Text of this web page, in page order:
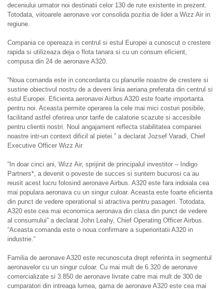
deceniului urmator noi destinatii celor 130 de rute existente in prezent.
Totodata, viitoarele aeronave vor consolida pozitia de lider a Wizz Air in
regiune.
Compania ce opereaza in centrul si estul Europei a cunoscut o crestere
rapida si utilizeaza deja o flota tanara si cu un consum eficient,
compusa din 24 de aeronave A320.
“Noua comanda este in concordanta cu planurile noastre de crestere si
sustine obiectivul nostru de a deveni linia aeriana preferata din centrul si
estul Europei. Eficienta aeronavei Airbus A320 este foarte importanta
pentru noi. Aceasta permite operarea la cele mai mici costuri posibile,
facilitand astfel oferirea unor tarife de calatorie scazute si accesibile
pentru clientii nostri. Noul angajament reflecta stabilitatea companiei
noastre intr-un context dificil al pietei.” a declarat Jozsef Varadi, Chief
Executive Officer Wizz Air
“In doar cinci ani, Wizz Air, sprijinit de principalul investitor – Indigo
Partners*, a devenit o poveste de succes si suntem bucurosi ca au
reusit acest lucru folosind aeronave Airbus. A320 este fara indoiala cea
mai populara aeronava cu un singur culoar. Aceasta este foarte eficienta
din punct de vedere operational si atractiva pentru pasageri. Totodata,
A320 este cea mai economica aeronava din clasa din punct de vedere
al consumului” a declarat John Leahy, Chief Operating Officer Airbus.
“Aceasta comanda este o noua confirmare a superioritatii A320 in
industrie.”
Familia de aeronave A320 este recunoscuta drept referinta in segmentul
aeronavelor cu un singur culoar. Cu mai mult de 6.320 de aeronave
comercializate si 3.850 de aeronave livrate catre mai mult de 300 de
cumparatori din intreaga lumea, gama de aeronave A320 este cea mai